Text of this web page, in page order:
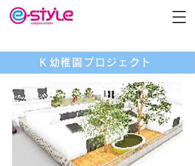
Ｋ幼稚園プロジェクト